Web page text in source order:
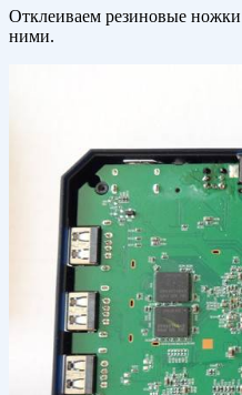
Отклеиваем резиновые
ними.